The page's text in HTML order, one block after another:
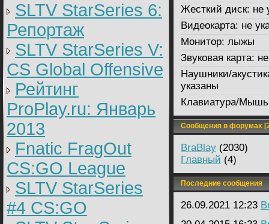
SLTV StarSeries 6:
Репортаж
SLTV StarSeries V:
CS Global Offensive
Рейтинг
ProPlay.ru: Январь
2013
Fnatic FragOut
CS:GO League
SLTV StarSeries
#4 CS:GO
Жесткий диск: не
Видеокарта: не
Монитор: лыжы
Звуковая карта:
Наушники/
указаны
Клавиатура/
Сообщения в форумах
BraBlay (2030)
Главный (4)
Последние сообщения
26.09.2021 12:23